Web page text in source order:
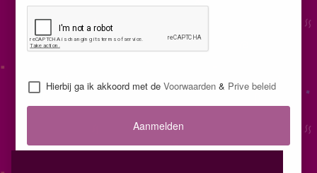
Hierbij ga ik akkoord met deVoorwaarden & Prive beleid
Aanmelden